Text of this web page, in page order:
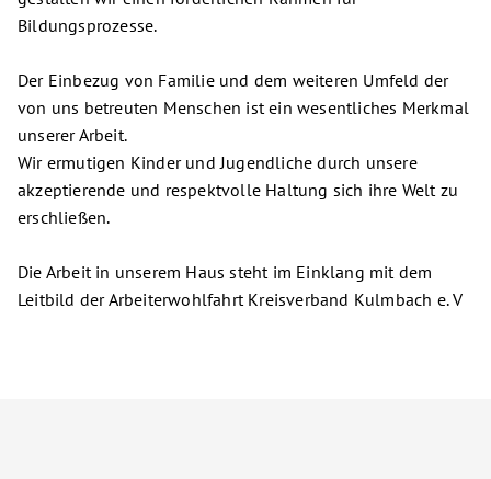
Bildungsprozesse.
Der Einbezug von Familie und dem weiteren Umfeld der
von uns betreuten Menschen ist ein wesentliches Merkmal
unserer Arbeit.
Wir ermutigen Kinder und Jugendliche durch unsere
akzeptierende und respektvolle Haltung sich ihre Welt zu
erschließen.
Die Arbeit in unserem Haus steht im Einklang mit dem
Leitbild der Arbeiterwohlfahrt Kreisverband Kulmbach e. V